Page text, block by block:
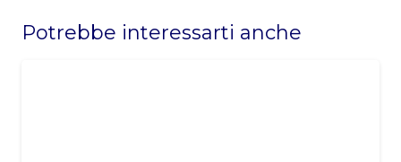
should
Potrebbe interessarti anche